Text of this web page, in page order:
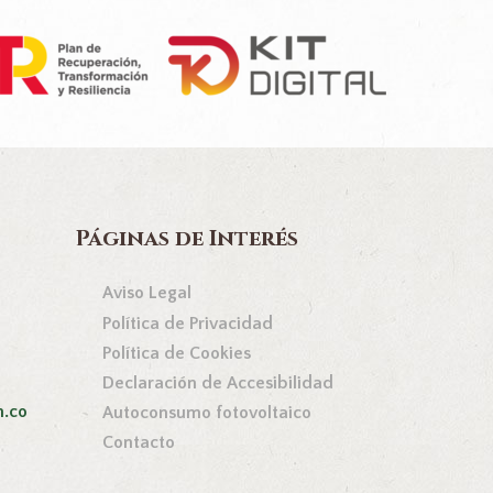
Páginas de Interés
Aviso Legal
Política de Privacidad
Política de Cookies
Declaración de Accesibilidad
Autoconsumo fotovoltaico
Contacto